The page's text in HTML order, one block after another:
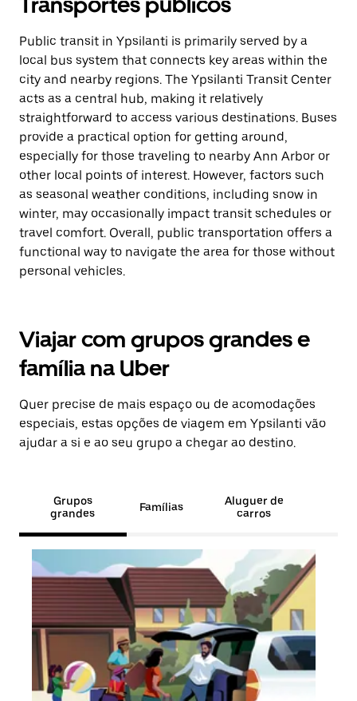
Public transit in Ypsilanti is primarily served by a
local bus system that connects key areas within the
city and nearby regions. The Ypsilanti Transit Center
acts as a central hub, making it relatively
straightforward to access various destinations. Buses
provide a practical option for getting around,
especially for those traveling to nearby Ann Arbor or
other local points of interest. However, factors such
as seasonal weather conditions, including snow in
winter, may occasionally impact transit schedules or
travel comfort. Overall, public transportation offers a
functional way to navigate the area for those without
personal vehicles.
Viajar com grupos grandes e
família na Uber
Quer precise de mais espaço ou de acomodações
especiais, estas opções de viagem em Ypsilanti vão
ajudar a si e ao seu grupo a chegar ao destino.
Grupos
grandes
Famílias
Aluguer de
carros